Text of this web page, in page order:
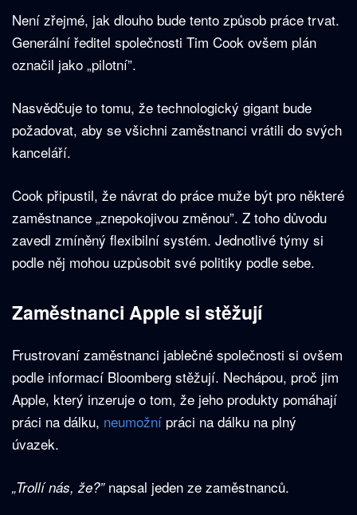
Není zřejmé, jak dlouho bude tento způsob práce trvat.
Generální ředitel společnosti Tim Cook ovšem plán
označil jako „pilotní”.
Nasvědčuje to tomu, že technologický gigant bude
požadovat, aby se všichni zaměstnanci vrátili do svých
kanceláří.
Cook připustil, že návrat do práce muže být pro některé
zaměstnance „znepokojivou změnou”. Z toho důvodu
zavedl zmíněný flexibilní systém. Jednotlivé týmy si
podle něj mohou uzpůsobit své politiky podle sebe.
Zaměstnanci Apple si stěžují
Frustrovaní zaměstnanci jablečné společnosti si ovšem
podle informací Bloomberg stěžují. Nechápou, proč jim
Apple, který inzeruje o tom, že jeho produkty pomáhají
práci na dálku, neumožní práci na dálku na plný
úvazek.
„Trollí nás, že?”napsal jeden ze zaměstnanců.